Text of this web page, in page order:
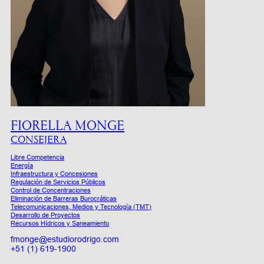
FIORELLA MONGE
CONSEJERA
Libre Competencia
Energía
Infraestructura y Concesiones
Regulación de Servicios Públicos
Control de Concentraciones
Eliminación de Barreras Burocráticas
Telecomunicaciones, Medios y Tecnología (TMT)
Desarrollo de Proyectos
Recursos Hídricos y Saneamiento
fmonge@estudiorodrigo.com
+51 (1) 619-1900